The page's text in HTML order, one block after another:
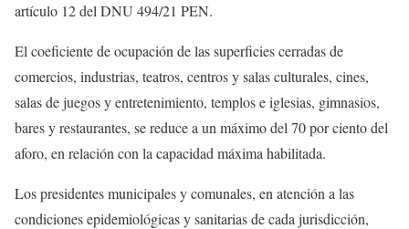
artículo 12 del DNU 494/21 PEN.
El coeficiente de ocupación de las superficies cerradas de
comercios, industrias, teatros, centros y salas culturales, cines,
salas de juegos y entretenimiento, templos e iglesias, gimnasios,
bares y restaurantes, se reduce a un máximo del 70 por ciento del
aforo, en relación con la capacidad máxima habilitada.
Los presidentes municipales y comunales, en atención a las
condiciones epidemiológicas y sanitarias de cada jurisdicción,